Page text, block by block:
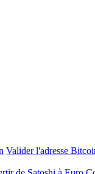
Valider l'adresse